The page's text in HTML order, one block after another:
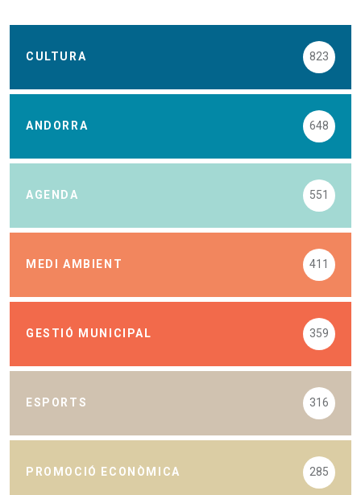
CULTURA 823
ANDORRA 648
AGENDA 551
MEDI AMBIENT 411
GESTIÓ MUNICIPAL 359
ESPORTS 316
PROMOCIÓ ECONÒMICA 285